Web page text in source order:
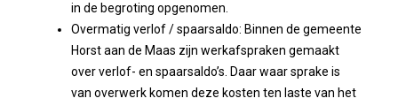
in de begroting opgenomen.
Overmatig verlof / spaarsaldo: Binnen de gemeente
Horst aan de Maas zijn werkafspraken gemaakt
over verlof- en spaarsaldo’s. Daar waar sprake is
van overwerk komen deze kosten ten laste van het